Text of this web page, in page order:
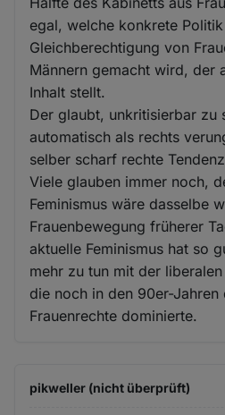
egal, welche konkrete
Gleichberechtigung von
Männern gemacht wird, der
Inhalt stellt.
Der glaubt, unkritisierbar zu
automatisch als rechts
selber scharf rechte
Viele glauben immer noch,
Feminismus wäre dasselbe
Frauenbewegung früherer
aktuelle Feminismus hat so
mehr zu tun mit der
die noch in den 90er-Jahren
Frauenrechte dominierte.
pikweller (nicht überprüft)